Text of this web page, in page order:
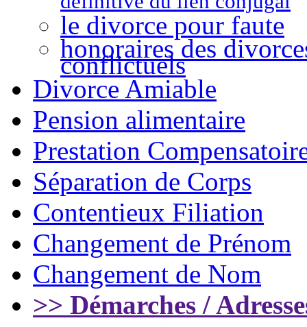
le divorce pour faute
honoraires des
conflictuels
Divorce Amiable
Pension alimentaire
Prestation
Séparation de Corps
Contentieux Filiation
Changement de Prénom
Changement de Nom
>> Démarches /